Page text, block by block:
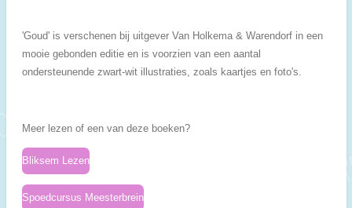
'Goud' is verschenen bij uitgever Van Holkema & Warendorf in een
mooie gebonden editie en is voorzien van een aantal
ondersteunende zwart-wit illustraties, zoals kaartjes en foto's.
Meer lezen of een van deze boeken?
Bliksem Lezen
Spoedcursus Meesterbrein